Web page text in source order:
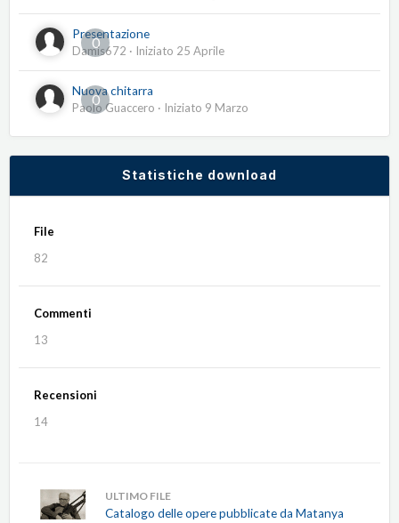
0
Presentazione
Damis672 · Iniziato 25 Aprile
0
Nuova chitarra
Paolo Guaccero · Iniziato 9 Marzo
Statistiche download
File
82
Commenti
13
Recensioni
14
ULTIMO FILE
Catalogo delle opere pubblicate da Matanya